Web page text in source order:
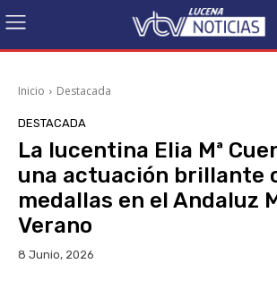
Inicio Destacada
DESTACADA
La lucentina Elia Mª
una actuación brillante
medallas en el Andaluz
Verano
8 Junio, 2026